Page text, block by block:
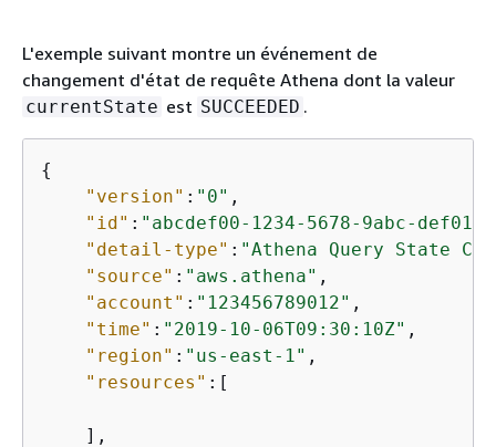
L'exemple suivant montre un événement de
changement d'état de requête Athena dont la valeur
currentState est SUCCEEDED .
{
"version" : "0" ,
"id" : "abcdef00-1234-5678-9abc-
"detail-type" : "Athena Query State
"source" : "aws.athena" ,
"account" : "123456789012" ,
"time" : "2019-10-06T09:30:10Z" ,
"region" : "us-east-1" ,
"resources" :[
    ],